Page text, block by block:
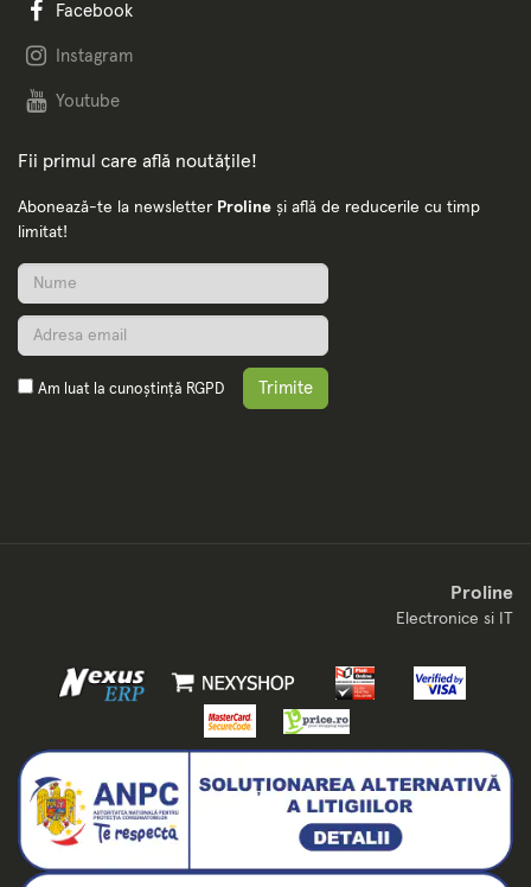
Facebook
Instagram
Youtube
Fii primul care află noutățile!
Abonează-te la newsletter Proline și află de reducerile cu timp
limitat!
Am luat la cunoștință RGPD Trimite
Proline
Electronice si IT